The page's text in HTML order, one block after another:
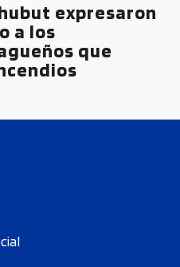
expresaron
a los
que